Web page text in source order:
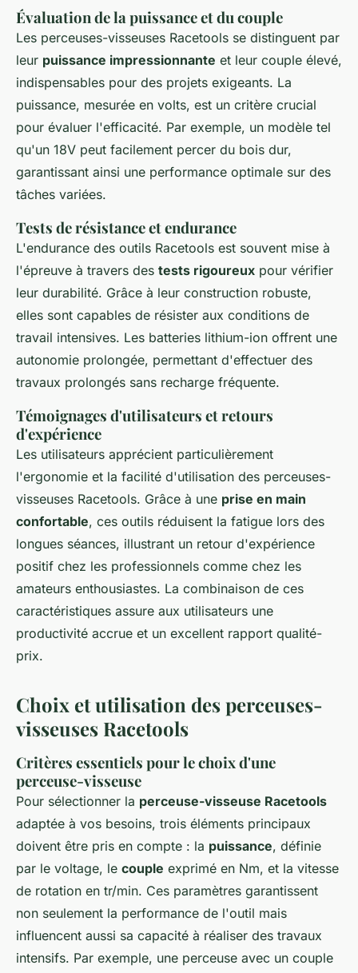
Évaluation de la puissance et du couple
Les perceuses-visseuses Racetools se distinguent par
leur puissance impressionnante et leur couple élevé,
indispensables pour des projets exigeants. La
puissance, mesurée en volts, est un critère crucial
pour évaluer l'efficacité. Par exemple, un modèle tel
qu'un 18V peut facilement percer du bois dur,
garantissant ainsi une performance optimale sur des
tâches variées.
Tests de résistance et endurance
L'endurance des outils Racetools est souvent mise à
l'épreuve à travers des tests rigoureux pour vérifier
leur durabilité. Grâce à leur construction robuste,
elles sont capables de résister aux conditions de
travail intensives. Les batteries lithium-ion offrent une
autonomie prolongée, permettant d'effectuer des
travaux prolongés sans recharge fréquente.
Témoignages d'utilisateurs et retours
d'expérience
Les utilisateurs apprécient particulièrement
l'ergonomie et la facilité d'utilisation des perceuses-
visseuses Racetools. Grâce à une prise en main
confortable, ces outils réduisent la fatigue lors des
longues séances, illustrant un retour d'expérience
positif chez les professionnels comme chez les
amateurs enthousiastes. La combinaison de ces
caractéristiques assure aux utilisateurs une
productivité accrue et un excellent rapport qualité-
prix.
Choix et utilisation des perceuses-
visseuses Racetools
Critères essentiels pour le choix d'une
perceuse-visseuse
Pour sélectionner la perceuse-visseuse Racetools
adaptée à vos besoins, trois éléments principaux
doivent être pris en compte : la puissance, définie
par le voltage, le couple exprimé en Nm, et la vitesse
de rotation en tr/min. Ces paramètres garantissent
non seulement la performance de l'outil mais
influencent aussi sa capacité à réaliser des travaux
intensifs. Par exemple, une perceuse avec un couple